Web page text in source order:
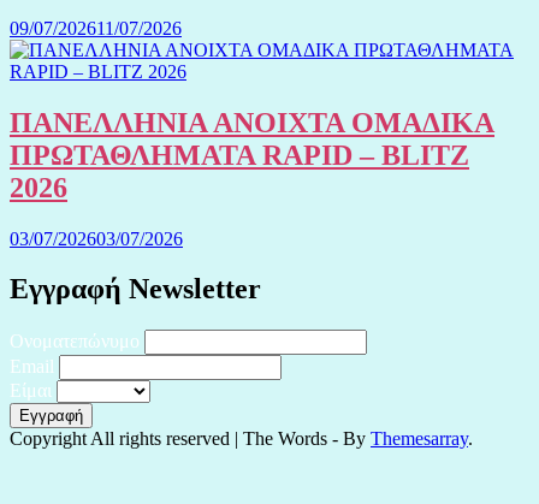
09/07/202611/07/2026
ΠΑΝΕΛΛΗΝΙΑ ΑΝΟΙΧΤΑ ΟΜΑΔΙΚΑ
ΠΡΩΤΑΘΛΗΜΑΤΑ RAPID – BLITZ
2026
03/07/202603/07/2026
Εγγραφή Newsletter
Ονοματεπώνυμο
Email
Είμαι
Copyright All rights reserved | The Words - By Themesarray.